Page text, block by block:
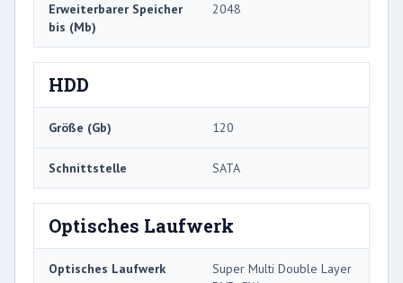
Erweiterbarer Speicher
bis (Mb)
2048
HDD
Größe (Gb) 120
Schnittstelle SATA
Optisches Laufwerk
Optisches Laufwerk
Super Multi Double Layer